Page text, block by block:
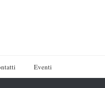
Eventi